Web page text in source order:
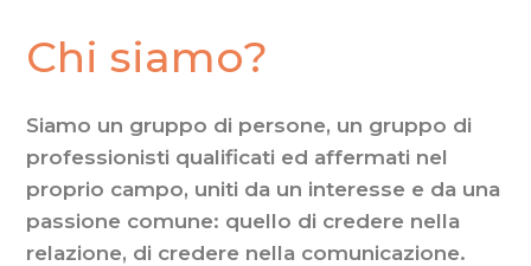
Chi siamo?
Siamo un gruppo di persone, un gruppo di
professionisti qualificati ed affermati nel
proprio campo, uniti da un interesse e da una
passione comune: quello di credere nella
relazione, di credere nella comunicazione.